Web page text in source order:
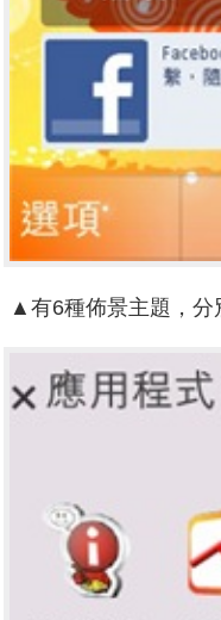
▲有6種佈景主題，分